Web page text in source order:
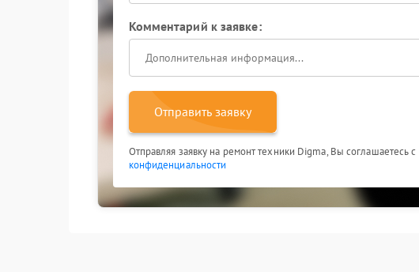
Комментарий к заявке:
Отправить заявку
Отправляя заявку на ремонт техники Digma, Вы соглашаетесь с
конфиденциальности